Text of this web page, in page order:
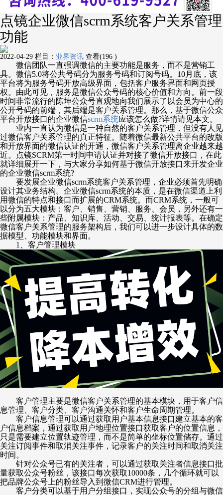
点镜企业微信scrm系统客户关系管理
功能
2022-04-29 栏目： 业界资讯 查看(196 )
微信团队一直强调微信的主要功能是服务，而不是营销工
具。微信5.0将公共号码分为服务号码和订阅号码。10月底，该
平台将为服务号码开放高级界面，包括客户服务界面和网页授
权。由此可见，服务是微信公众号码的核心价值和方向。前一段
时间非常流行的陈坤公众号直观地向我们展示了以会员为中心的
公开号码的前端，其后端是客户关系管理。那么，基于微信公众
平台开放接口的企业微信scrm系统应该怎么做?详情请见本文。
业内一直认为微信是一种自然的客户关系管理，但没有人见
过微信客户关系管理的真正特征。随着微信最新公共平台的改版
和开放界面的微信认证的开通，微信客户关系管理离企业越来越
近。点镜SCRM第一时间申请认证并对接了微信开放接口，在此
就详细展开一下，与大家分享如何基于微信开放接口来开发企业
的企业微信scrm系统?
要发展企业微信scrm系统客户关系管理，企业必须首先明确
设计其业务结构。企业微信scrm系统的本质，是在微信渠道上利
用微信的特点和接口而扩展的CRM系统。而CRM系统，一般可
以分为五大模块：客户、销售、营销、服务、会员，另外还有一
些附属模块：产品、知识库、活动、交易、统计报表等。在确定
微信客户关系管理的服务架构后，我们可以进一步设计具体的数
据模型、功能模块和界面。
1、客户管理模块
客户管理主要是微信客户关系管理的基本模块，用于客户信
息管理、客户分类、客户沟通关怀和客户生命周期管理。
客户信息管理可以通过获取用户基本信息接口建立基本的客
户信息档案，通过获取用户地理位置接口获取客户的位置信息，
只是需要建立位置轨迹管理，而不是简单的坐标位置储存。通过
关注订阅事件和取消关注事件，记录客户的关注时间和取消关注
时间。
针对公众号已有的关注者，可以通过获取关注者信息接口批
量获取公众号粉丝，该接口每次获取10000条，几个循环就可以
把品牌公众号上的粉丝导入到微信CRM进行管理。
客户分类可以基于用户分组接口，实现公众号的分组与微信